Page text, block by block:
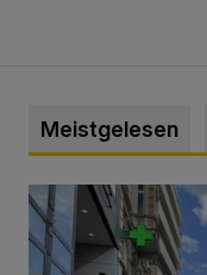
Meistgelesen
Ein Unzustand und